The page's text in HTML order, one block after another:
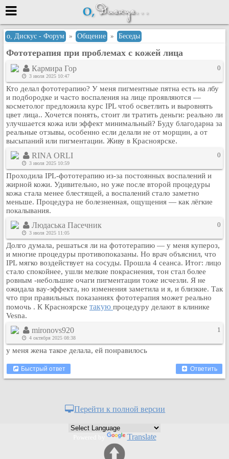
Меню
или войти через
Вход с 7ooo.ru
Регистрация
Забыли пароль?
Данные авторизации одинаковые с
сайтом 7ooo.ru
Форумы
Главная
Поиск
Новые сообщения
Беседы
Игры
Кулинария
Физкультура и спорт
Видео и Кино
Авто. Мото.
Космос
Домашние питомцы
Медицина
Компьютер
Ещё
Группы
о, Дискус - Форум » Общение » Беседы
Фототерапия при проблемах с кожей лица
Кармира Гор
3 июля 2025 10:47
0
Кто делал фототерапию? У меня пигментные пятна есть на лбу
и подбородке и часто воспаления на лице проявляются —
косметолог предложила курс IPL чтоб осветлить и выровнять
цвет лица.. Хочется понять, стоит ли тратить деньги: реально ли
улучшается кожа или эффект минимальный? Буду благодарна за
реальные отзывы, особенно если делали не от морщин, а от
высыпаний или пигментации. Живу в Красноярске.
RINA ORLI
3 июля 2025 10:59
0
Проходила IPL-фототерапию из-за постоянных воспалений и
жирной кожи. Удивительно, но уже после второй процедуры
кожа стала менее блестящей, а воспалений стало заметно
меньше. Процедура не болезненная, ощущения — как лёгкие
покалывания.
Людаська Пасечник
3 июля 2025 11:05
0
Долго думала, решаться ли на фототерапию — у меня купероз,
и многие процедуры противопоказаны. Но врач объяснил, что
IPL мягко воздействует на сосуды. Прошла 4 сеанса. Итог: лицо
стало спокойнее, ушли мелкие покраснения, тон стал более
ровным -небольшие очаги пигментации тоже исчезли. Я не
ожидала вау-эффекта, но изменения заметила и я, и близкие. Так
что при правильных показаниях фототерапия может реально
помочь . К Красноярске такую процедуру делают в клинике
Vesna.
mironovs920
4 октября 2025 08:38
1
у меня жена такое делала, ей понравилось
Быстрый ответ Ответить
Перейти к полной версии
Translate